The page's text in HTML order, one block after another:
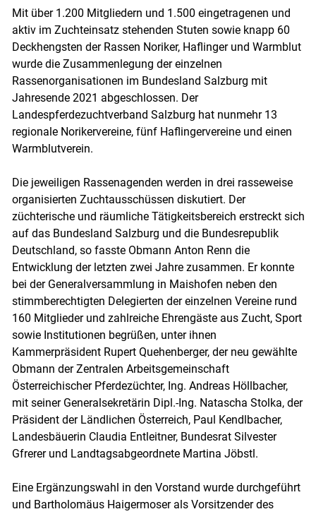
Mit über 1.200 Mitgliedern und 1.500 eingetragenen und
aktiv im Zuchteinsatz stehenden Stuten sowie knapp 60
Deckhengsten der Rassen Noriker, Haflinger und Warmblut
wurde die Zusammenlegung der einzelnen
Rassenorganisationen im Bundesland Salzburg mit
Jahresende 2021 abgeschlossen. Der
Landespferdezuchtverband Salzburg hat nunmehr 13
regionale Norikervereine, fünf Haflingervereine und einen
Warmblutverein.
Die jeweiligen Rassenagenden werden in drei rasseweise
organisierten Zuchtausschüssen diskutiert. Der
züchterische und räumliche Tätigkeitsbereich erstreckt sich
auf das Bundesland Salzburg und die Bundesrepublik
Deutschland, so fasste Obmann Anton Renn die
Entwicklung der letzten zwei Jahre zusammen. Er konnte
bei der Generalversammlung in Maishofen neben den
stimmberechtigten Delegierten der einzelnen Vereine rund
160 Mitglieder und zahlreiche Ehrengäste aus Zucht, Sport
sowie Institutionen begrüßen, unter ihnen
Kammerpräsident Rupert Quehenberger, der neu gewählte
Obmann der Zentralen Arbeitsgemeinschaft
Österreichischer Pferdezüchter, Ing. Andreas Höllbacher,
mit seiner Generalsekretärin Dipl.-Ing. Natascha Stolka, der
Präsident der Ländlichen Österreich, Paul Kendlbacher,
Landesbäuerin Claudia Entleitner, Bundesrat Silvester
Gfrerer und Landtagsabgeordnete Martina Jöbstl.
Eine Ergänzungswahl in den Vorstand wurde durchgeführt
und Bartholomäus Haigermoser als Vorsitzender des